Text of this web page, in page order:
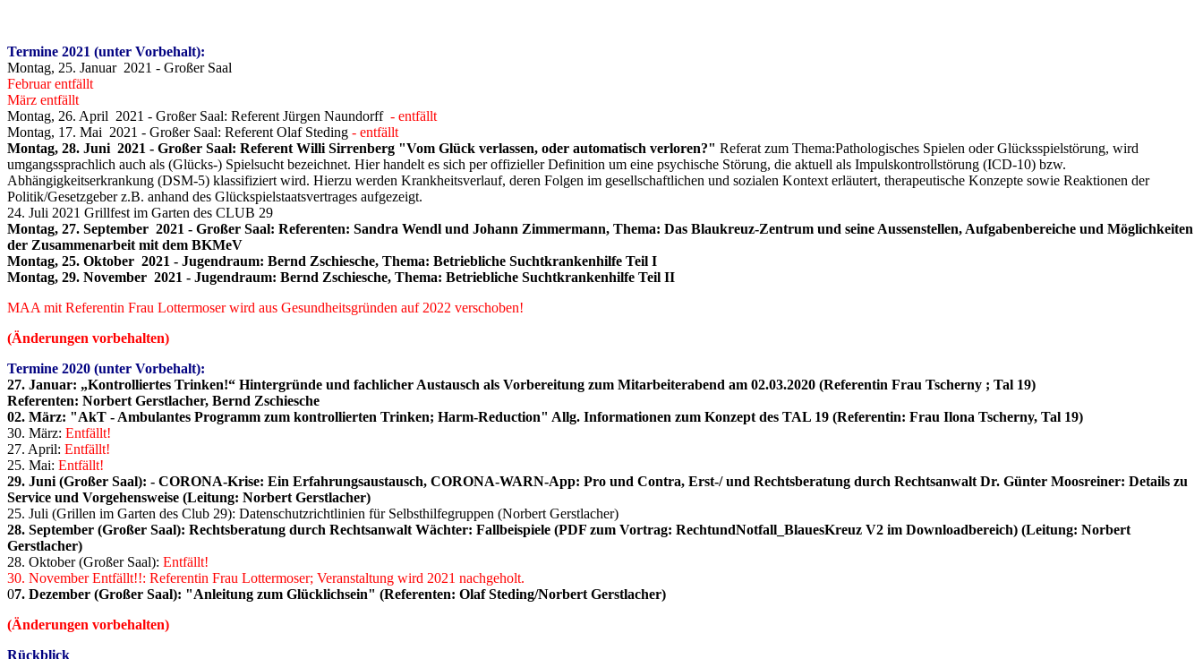
Termine 2021 (unter Vorbehalt):
Montag, 25. Januar 2021 - Großer Saal
Februar entfällt
März entfällt
Montag, 26. April 2021 - Großer Saal: Referent Jürgen Naundorff - entfällt
Montag, 17. Mai 2021 - Großer Saal: Referent Olaf Steding - entfällt
Montag, 28. Juni 2021 - Großer Saal: Referent Willi Sirrenberg "Vom Glück verlassen, oder automatisch verloren?" Referat zum Thema:Pathologisches Spielen oder Glücksspielstörung, wird
umgangssprachlich auch als (Glücks-) Spielsucht bezeichnet. Hier handelt es sich per offizieller Definition um eine psychische Störung, die aktuell als Impulskontrollstörung (ICD-10) bzw.
Abhängigkeitserkrankung (DSM-5) klassifiziert wird. Hierzu werden Krankheitsverlauf, deren Folgen im gesellschaftlichen und sozialen Kontext erläutert, therapeutische Konzepte sowie Reaktionen der
Politik/Gesetzgeber z.B. anhand des Glückspielstaatsvertrages aufgezeigt.
24. Juli 2021 Grillfest im Garten des CLUB 29
Montag, 27. September 2021 - Großer Saal: Referenten: Sandra Wendl und Johann Zimmermann, Thema: Das Blaukreuz-Zentrum und seine Aussenstellen, Aufgabenbereiche und Möglichkeiten
der Zusammenarbeit mit dem BKMeV
Montag, 25. Oktober 2021 - Jugendraum: Bernd Zschiesche, Thema: Betriebliche Suchtkrankenhilfe Teil I
Montag, 29. November 2021 - Jugendraum: Bernd Zschiesche, Thema: Betriebliche Suchtkrankenhilfe Teil II
MAA mit Referentin Frau Lottermoser wird aus Gesundheitsgründen auf 2022 verschoben!
(Änderungen vorbehalten)
Termine 2020 (unter Vorbehalt):
27. Januar: „Kontrolliertes Trinken!“ Hintergründe und fachlicher Austausch als Vorbereitung zum Mitarbeiterabend am 02.03.2020 (Referentin Frau Tscherny ; Tal 19)
Referenten: Norbert Gerstlacher, Bernd Zschiesche
02. März: "AkT - Ambulantes Programm zum kontrollierten Trinken; Harm-Reduction" Allg. Informationen zum Konzept des TAL 19 (Referentin: Frau Ilona Tscherny, Tal 19)
30. März: Entfällt!
27. April: Entfällt!
25. Mai: Entfällt!
29. Juni (Großer Saal): - CORONA-Krise: Ein Erfahrungsaustausch, CORONA-WARN-App: Pro und Contra, Erst-/ und Rechtsberatung durch Rechtsanwalt Dr. Günter Moosreiner: Details zu
Service und Vorgehensweise (Leitung: Norbert Gerstlacher)
25. Juli (Grillen im Garten des Club 29): Datenschutzrichtlinien für Selbsthilfegruppen (Norbert Gerstlacher)
28. September (Großer Saal): Rechtsberatung durch Rechtsanwalt Wächter: Fallbeispiele (PDF zum Vortrag: RechtundNotfall_BlauesKreuz V2 im Downloadbereich) (Leitung: Norbert
Gerstlacher)
28. Oktober (Großer Saal): Entfällt!
30. November Entfällt!!: Referentin Frau Lottermoser; Veranstaltung wird 2021 nachgeholt.
07. Dezember (Großer Saal): "Anleitung zum Glücklichsein" (Referenten: Olaf Steding/Norbert Gerstlacher)
(Änderungen vorbehalten)
Rückblick